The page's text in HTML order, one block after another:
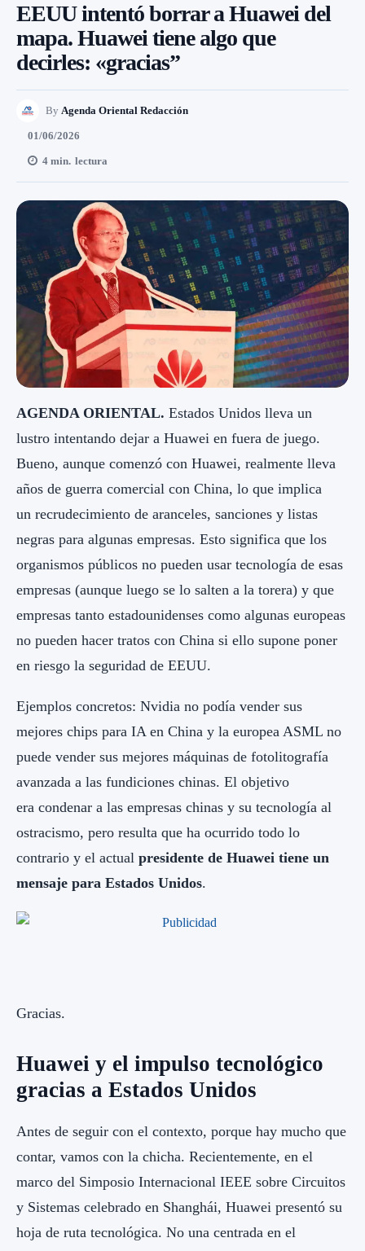
EEUU intentó borrar a Huawei del
mapa. Huawei tiene algo que
decirles: «gracias”
By Agenda Oriental Redacción
01/06/2026
4 min. lectura
AGENDA ORIENTAL. Estados Unidos lleva un
lustro intentando dejar a Huawei en fuera de juego.
Bueno, aunque comenzó con Huawei, realmente lleva
años de guerra comercial con China, lo que implica
un recrudecimiento de aranceles, sanciones y listas
negras para algunas empresas. Esto significa que los
organismos públicos no pueden usar tecnología de esas
empresas (aunque luego se lo salten a la torera) y que
empresas tanto estadounidenses como algunas europeas
no pueden hacer tratos con China si ello supone poner
en riesgo la seguridad de EEUU.
Ejemplos concretos: Nvidia no podía vender sus
mejores chips para IA en China y la europea ASML no
puede vender sus mejores máquinas de fotolitografía
avanzada a las fundiciones chinas. El objetivo
era condenar a las empresas chinas y su tecnología al
ostracismo, pero resulta que ha ocurrido todo lo
contrario y el actual presidente de Huawei tiene un
mensaje para Estados Unidos.
Gracias.
Huawei y el impulso tecnológico
gracias a Estados Unidos
Antes de seguir con el contexto, porque hay mucho que
contar, vamos con la chicha. Recientemente, en el
marco del Simposio Internacional IEEE sobre Circuitos
y Sistemas celebrado en Shanghái, Huawei presentó su
hoja de ruta tecnológica. No una centrada en el